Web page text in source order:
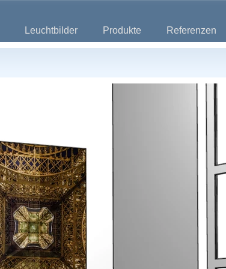
Leuchtbilder Produkte Referenzen